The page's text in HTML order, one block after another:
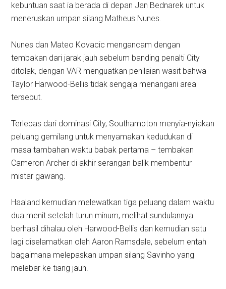
kebuntuan saat ia berada di depan Jan Bednarek untuk
meneruskan umpan silang Matheus Nunes.
Nunes dan Mateo Kovacic mengancam dengan
tembakan dari jarak jauh sebelum banding penalti City
ditolak, dengan VAR menguatkan penilaian wasit bahwa
Taylor Harwood-Bellis tidak sengaja menangani area
tersebut.
Terlepas dari dominasi City, Southampton menyia-nyiakan
peluang gemilang untuk menyamakan kedudukan di
masa tambahan waktu babak pertama – tembakan
Cameron Archer di akhir serangan balik membentur
mistar gawang.
Haaland kemudian melewatkan tiga peluang dalam waktu
dua menit setelah turun minum, melihat sundulannya
berhasil dihalau oleh Harwood-Bellis dan kemudian satu
lagi diselamatkan oleh Aaron Ramsdale, sebelum entah
bagaimana melepaskan umpan silang Savinho yang
melebar ke tiang jauh.